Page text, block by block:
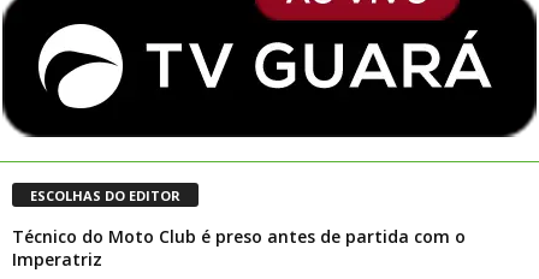
ESCOLHAS DO EDITOR
Técnico do Moto Club é preso antes de partida com o
Imperatriz